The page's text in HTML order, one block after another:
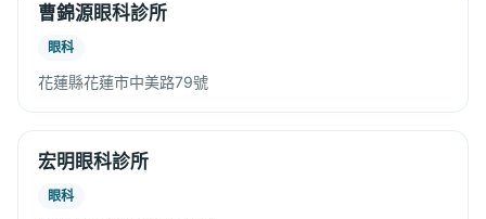
曹錦源眼科診所
眼科
花蓮縣花蓮市中美路79號
宏明眼科診所
眼科